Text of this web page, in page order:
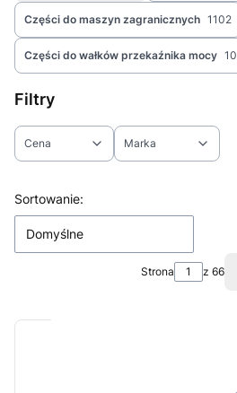
Części do maszyn zagranicznych 1102
Części do wałków przekaźnika mocy 10
Filtry
Cena Marka
Lista produktów
Sortowanie:
Domyślne
Strona z 66